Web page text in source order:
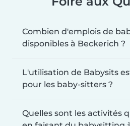
Combien d'emplois de
disponibles à Beckerich ?
L'utilisation de Babysits
pour les baby-sitters ?
Quelles sont les activités